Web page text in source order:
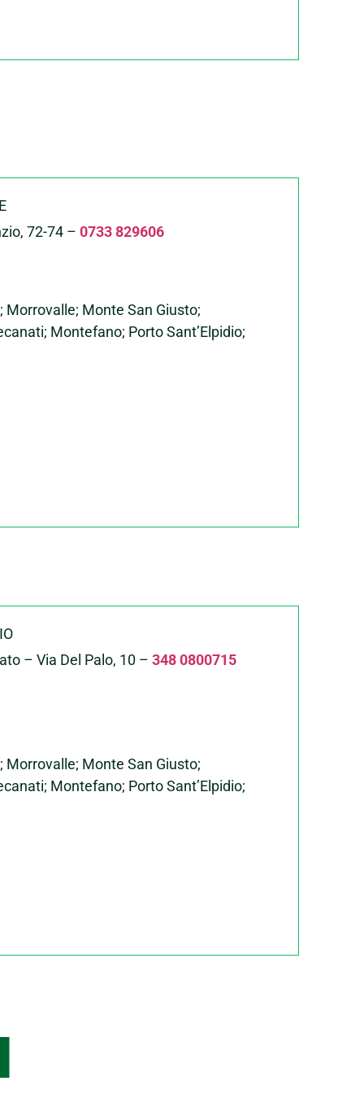
72-74 –0733 829606
Monte San Giusto;
Montefano; Porto Sant’Elpidio;
– Via Del Palo, 10 – 348 0800715
Monte San Giusto;
Montefano; Porto Sant’Elpidio;